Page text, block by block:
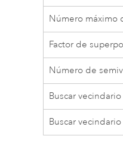
Número máximo
Factor de
Número de
Buscar
Buscar